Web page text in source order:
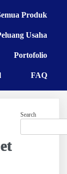
Produk
Usaha
Portofolio
FAQ
Search